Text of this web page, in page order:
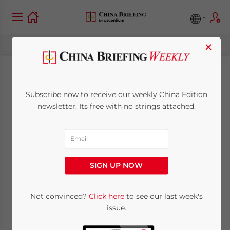
Neuer Finanzminister
hat tiefgreifendes
Wissen über das
Steuersystem
Reading Time: 3 minutes
×
Subscribe now to receive our weekly China Edition
newsletter. Its free with no strings attached.
SIGN UP NOW
Not convinced? Click hereto see our last week's
issue.